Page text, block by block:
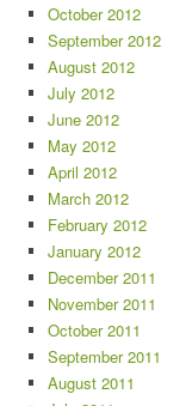
October 2012
September 2012
August 2012
July 2012
June 2012
May 2012
April 2012
March 2012
February 2012
January 2012
December 2011
November 2011
October 2011
September 2011
August 2011